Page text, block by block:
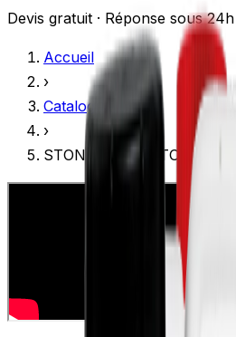
Devis gratuit · Réponse sous
Accueil
›
Catalogue
›
STONE PROTECTOR+